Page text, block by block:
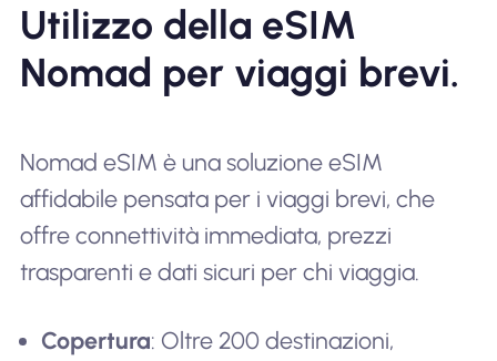
Utilizzo della eSIM
Nomad per viaggi brevi.
Nomad eSIM è una soluzione eSIM
affidabile pensata per i viaggi brevi, che
offre connettività immediata, prezzi
trasparenti e dati sicuri per chi viaggia.
Copertura: Oltre 200 destinazioni,